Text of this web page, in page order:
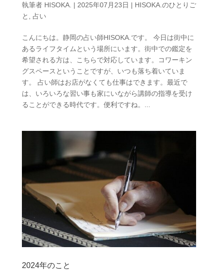
執筆者 HISOKA. | 2025年07月23日 | HISOKA.のひとりご
と
占い
こんにちは。静岡の占い師HISOKA.です。 今日は街中に
あるライフタイムという場所にいます。街中での鑑定を
希望される方は、こちらで対応しています。コワーキン
グスペースということですが、いつも落ち着いていま
す。 占い師はお店がなくても仕事はできます。最近で
は、いろいろな習い事も家にいながら講師の指導を受け
ることができる時代です。便利ですね。...
2024年のこと